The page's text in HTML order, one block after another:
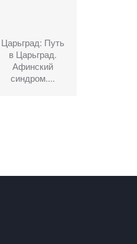
Царьград: Путь
в Царьград.
Афинский
синдром....